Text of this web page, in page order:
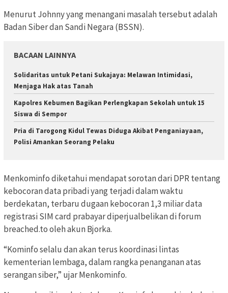
Menurut Johnny yang menangani masalah tersebut adalah
Badan Siber dan Sandi Negara (BSSN).
BACAAN LAINNYA
Solidaritas untuk Petani Sukajaya: Melawan Intimidasi,
Menjaga Hak atas Tanah
Kapolres Kebumen Bagikan Perlengkapan Sekolah untuk 15
Siswa di Sempor
Pria di Tarogong Kidul Tewas Diduga Akibat Penganiayaan,
Polisi Amankan Seorang Pelaku
Menkominfo diketahui mendapat sorotan dari DPR tentang
kebocoran data pribadi yang terjadi dalam waktu
berdekatan, terbaru dugaan kebocoran 1,3 miliar data
registrasi SIM card prabayar diperjualbelikan di forum
breached.to oleh akun Bjorka.
“Kominfo selalu dan akan terus koordinasi lintas
kementerian lembaga, dalam rangka penanganan atas
serangan siber,” ujar Menkominfo.